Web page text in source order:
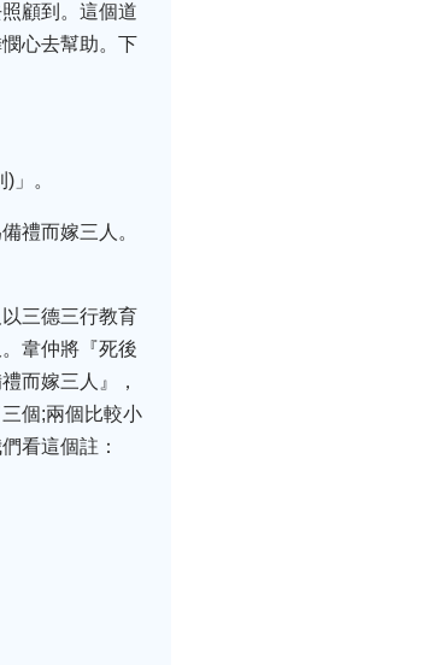
顧到。這個道
心去幫助。下
」。
禮而嫁三人。
三德三行教育
韋仲將『死後
而嫁三人』，
個;兩個比較小
看這個註：